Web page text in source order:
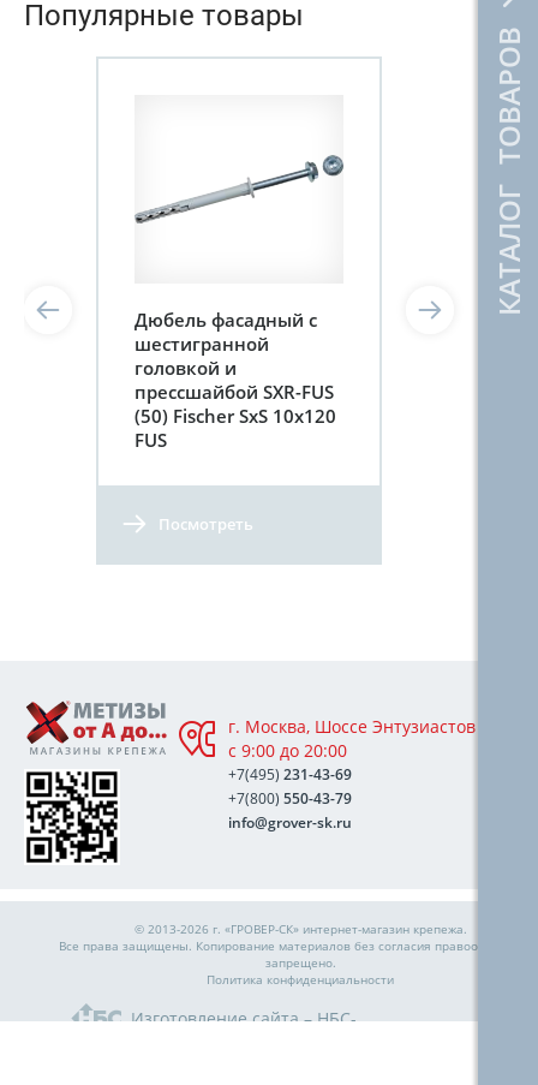
КАТАЛОГ ТОВАРОВ
Популярные товары
Дюбель фасадный с
шестигранной
головкой и
прессшайбой SXR-FUS
(50) Fischer SхS 10х120
FUS
Посмотреть
г. Москва, Шоссе Энтузиастов 76А,
с 9:00 до 20:00
+7(495) 231-43-69
+7(800) 550-43-79
info@grover-sk.ru
© 2013-2026 г. «ГРОВЕР-СК» интернет-магазин крепежа
Все права защищены. Копирование материалов без согласия
запрещено.
Политика конфиденциальности
Изготовление сайта – НБС-